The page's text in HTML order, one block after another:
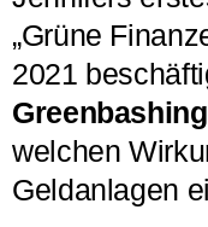
„Grüne
2021
welchen
Geldanlagen